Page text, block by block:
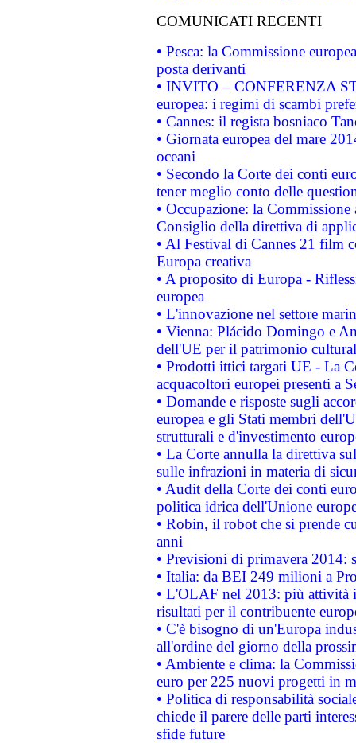
COMUNICATI RECENTI
• Pesca: la Commissione
posta derivanti
• INVITO – CONFERENZA
europea: i regimi di scambi
• Cannes: il regista bosniaco
• Giornata europea del mare
oceani
• Secondo la Corte dei conti
tener meglio conto delle
• Occupazione: la
Consiglio della direttiva di
• Al Festival di Cannes 21 film
Europa creativa
• A proposito di Europa -
europea
• L'innovazione nel settore
• Vienna: Plácido Domingo e
dell'UE per il patrimonio
• Prodotti ittici targati UE - La
acquacoltori europei presenti a
• Domande e risposte sugli
europea e gli Stati membri
strutturali e d'investimento
• La Corte annulla la direttiva
sulle infrazioni in materia di
• Audit della Corte dei conti
politica idrica dell'Unione
• Robin, il robot che si prende
anni
• Previsioni di primavera 2014:
• Italia: da BEI 249 milioni a
• L'OLAF nel 2013: più attività
risultati per il contribuente
• C'è bisogno di un'Europa
all'ordine del giorno della
• Ambiente e clima: la
euro per 225 nuovi progetti in
• Politica di responsabilità
chiede il parere delle parti
sfide future